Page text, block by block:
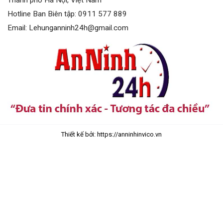
Hotline Ban Biên tập: 0911 577 889
Email: Lehunganninh24h@gmail.com
Thiết kế bởi: https://anninhinvico.vn